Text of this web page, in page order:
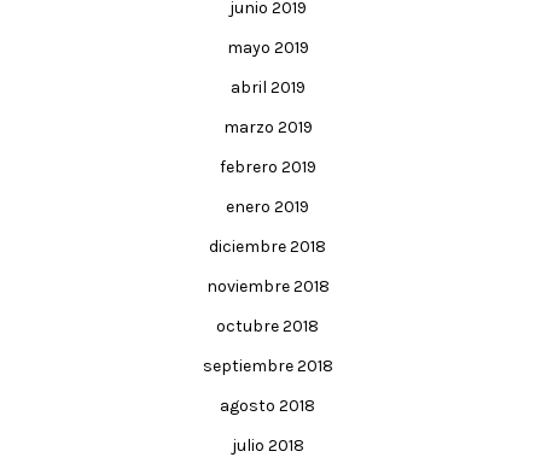
junio 2019
mayo 2019
abril 2019
marzo 2019
febrero 2019
enero 2019
diciembre 2018
noviembre 2018
octubre 2018
septiembre 2018
agosto 2018
julio 2018